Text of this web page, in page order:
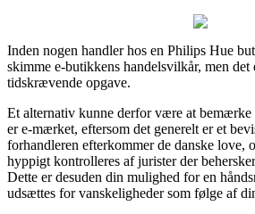
Inden nogen handler hos en Philips Hue
skimme e-butikkens handelsvilkår, men det
tidskrævende opgave.
Et alternativ kunne derfor være at bemærke
er e-mærket, eftersom det generelt er et
forhandleren efterkommer de danske love,
hyppigt kontrolleres af jurister der
Dette er desuden din mulighed for en
udsættes for vanskeligheder som følge af